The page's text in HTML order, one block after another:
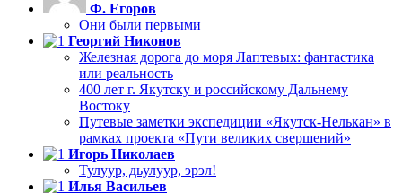
Ф. Егоров
Они были первыми
Георгий Никонов
Железная дорога до моря Лаптевых: фантастика
или реальность
400 лет г. Якутску и российскому Дальнему
Востоку
Путевые заметки экспедиции «Якутск-Нелькан» в
рамках проекта «Пути великих свершений»
Игорь Николаев
Тулуур, дьулуур, эрэл!
Илья Васильев